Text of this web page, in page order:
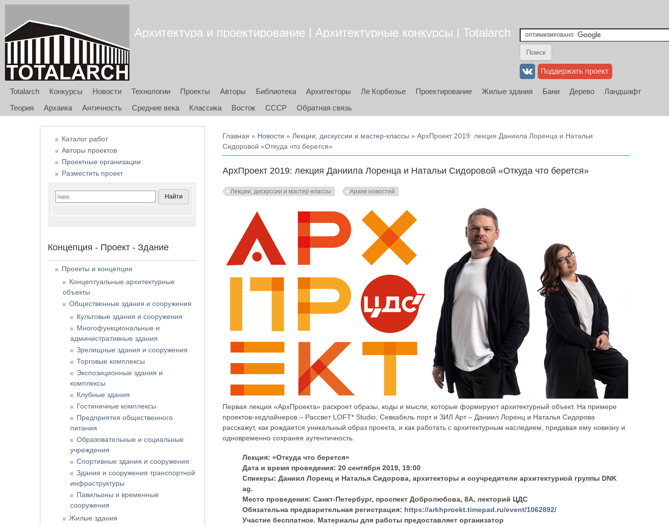
Архитектура и проектирование | Архитектурные конкурсы | Totalarch
Totalarch Конкурсы Новости Технологии Проекты Авторы Библиотека Архитекторы Ле Корбюзье Проектирование Жилые здания Бани Дерево
Ландшафт
Теория
Архаика Античность Средние века Классика Восток СССР Обратная связь
Вы здесь
Главная » Новости » Лекции, дискуссии и мастер-классы » АрхПроект 2019: лекция Даниила Лоренца и Натальи
Сидоровой «Откуда что берется»
АрхПроект 2019: лекция Даниила Лоренца и Натальи Сидоровой «Откуда что берется»
Лекции, дискуссии и мастер-классы Архив новостей
Первая лекция «АрхПроекта» раскроет образы, коды и мысли, которые формируют архитектурный объект. На примере
проектов-хедлайнеров – Рассвет LOFT* Studio, Севкабель порт и ЗИЛ Арт – Даниил Лоренц и Наталья Сидорова
расскажут, как рождается уникальный образ проекта, и как работать с архитектурным наследием, придавая ему новизну и
одновременно сохраняя аутентичность.
Лекция: «Откуда что берется»
Дата и время проведения: 20 сентября 2019, 19:00
Спикеры: Даниил Лоренц и Наталья Сидорова, архитекторы и соучредители архитектурной группы DNK
ag.
Место проведения: Санкт-Петербург, проспект Добролюбова, 8А, лекторий ЦДС
Обязательна предварительная регистрация: https://arkhproekt.timepad.ru/event/1062892/
Участие бесплатное. Материалы для работы предоставляет организатор
Каталог работ
Авторы проектов
Проектные организации
Разместить проект
Концепция - Проект - Здание
Проекты и концепции
Концептуальные архитектурные
объекты
Общественные здания и сооружения
Культовые здания и сооружения
Многофункциональные и
административные здания
Зрелищные здания и сооружения
Торговые комплексы
Экспозиционные здания и
комплексы
Клубные здания
Гостиничные комплексы
Предприятия общественного
питания
Образовательные и социальные
учреждения
Спортивные здания и сооружения
Здания и сооружения транспортной
инфраструктуры
Павильоны и временные
сооружения
Жилые здания